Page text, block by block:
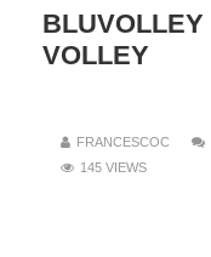
VOLLEY
FRANCESCOC
145 VIEWS